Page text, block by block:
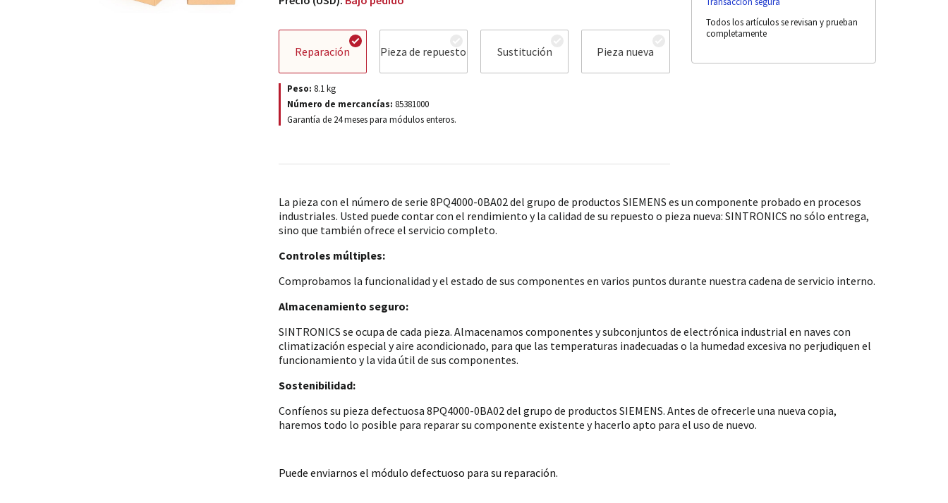
Reparación Pieza de repuesto Sustitución Pieza nueva
Peso: 8.1kg
Número de mercancías: 85381000
Garantía de 24 meses para módulos enteros.
Todos los artículos se revisan y prueban
completamente
La pieza con el número de serie 8PQ4000-0BA02 del grupo de productos SIEMENS es un componente probado en procesos
industriales. Usted puede contar con el rendimiento y la calidad de su repuesto o pieza nueva: SINTRONICS no sólo entrega,
sino que también ofrece el servicio completo.
Controles múltiples:
Comprobamos la funcionalidad y el estado de sus componentes en varios puntos durante nuestra cadena de servicio interno.
Almacenamiento seguro:
SINTRONICS se ocupa de cada pieza. Almacenamos componentes y subconjuntos de electrónica industrial en naves con
climatización especial y aire acondicionado, para que las temperaturas inadecuadas o la humedad excesiva no perjudiquen el
funcionamiento y la vida útil de sus componentes.
Sostenibilidad:
Confíenos su pieza defectuosa 8PQ4000-0BA02 del grupo de productos SIEMENS. Antes de ofrecerle una nueva copia,
haremos todo lo posible para reparar su componente existente y hacerlo apto para el uso de nuevo.
Puede enviarnos el módulo defectuoso para su reparación.